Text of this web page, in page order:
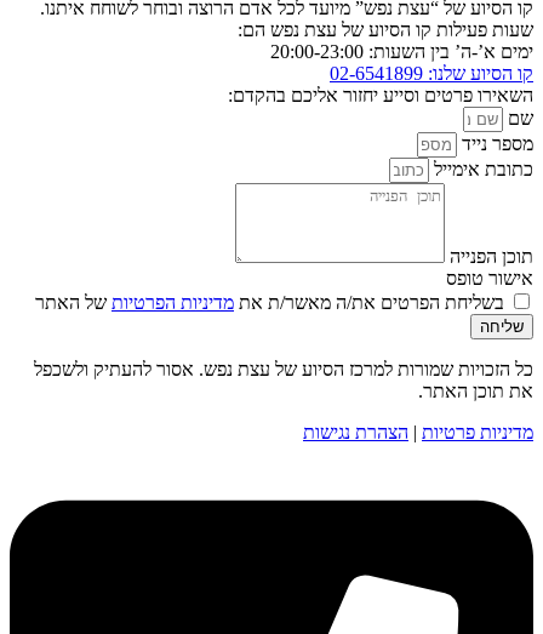
קו הסיוע של “עצת נפש” מיועד לכל אדם הרוצה ובוחר לשוחח איתנו.
שעות פעילות קו הסיוע של עצת נפש הם:
ימים א’-ה’ בין השעות: 20:00-23:00
קו הסיוע שלנו: 02-6541899
השאירו פרטים וסייע יחזור אליכם בהקדם:
שם
מספר נייד
כתובת אימייל
תוכן הפנייה
אישור טופס
בשליחת הפרטים את/ה מאשר/ת את מדיניות הפרטיות של האתר
שליחה
כל הזכויות שמורות למרכז הסיוע של עצת נפש. אסור להעתיק ולשכפל
את תוכן האתר.
מדיניות פרטיות | הצהרת נגישות